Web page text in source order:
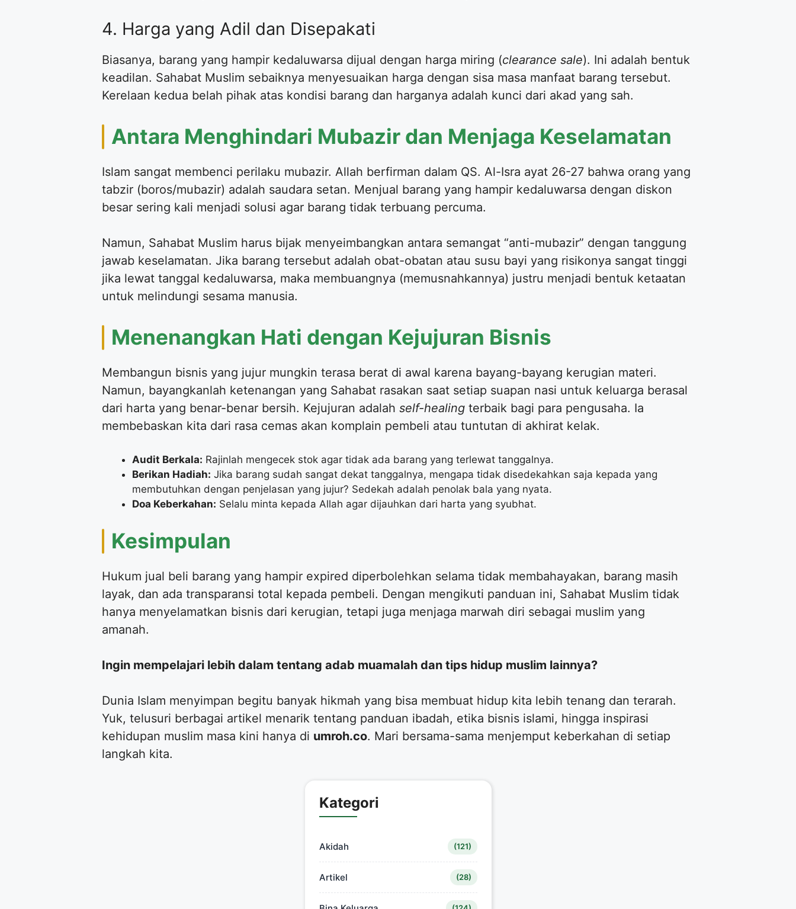
​4. Harga yang Adil dan Disepakati
​Biasanya, barang yang hampir kedaluwarsa dijual dengan harga miring (clearance sale). Ini adalah bentuk
keadilan. Sahabat Muslim sebaiknya menyesuaikan harga dengan sisa masa manfaat barang tersebut.
Kerelaan kedua belah pihak atas kondisi barang dan harganya adalah kunci dari akad yang sah.
​Antara Menghindari Mubazir dan Menjaga Keselamatan
​Islam sangat membenci perilaku mubazir. Allah berfirman dalam QS. Al-Isra ayat 26-27 bahwa orang yang
tabzir (boros/mubazir) adalah saudara setan. Menjual barang yang hampir kedaluwarsa dengan diskon
besar sering kali menjadi solusi agar barang tidak terbuang percuma.
​Namun, Sahabat Muslim harus bijak menyeimbangkan antara semangat “anti-mubazir” dengan tanggung
jawab keselamatan. Jika barang tersebut adalah obat-obatan atau susu bayi yang risikonya sangat tinggi
jika lewat tanggal kedaluwarsa, maka membuangnya (memusnahkannya) justru menjadi bentuk ketaatan
untuk melindungi sesama manusia.
​Menenangkan Hati dengan Kejujuran Bisnis
​Membangun bisnis yang jujur mungkin terasa berat di awal karena bayang-bayang kerugian materi.
Namun, bayangkanlah ketenangan yang Sahabat rasakan saat setiap suapan nasi untuk keluarga berasal
dari harta yang benar-benar bersih. Kejujuran adalah self-healing terbaik bagi para pengusaha. Ia
membebaskan kita dari rasa cemas akan komplain pembeli atau tuntutan di akhirat kelak.
Audit Berkala: Rajinlah mengecek stok agar tidak ada barang yang terlewat tanggalnya.
Berikan Hadiah: Jika barang sudah sangat dekat tanggalnya, mengapa tidak disedekahkan saja kepada yang
membutuhkan dengan penjelasan yang jujur? Sedekah adalah penolak bala yang nyata.
Doa Keberkahan: Selalu minta kepada Allah agar dijauhkan dari harta yang syubhat.
​Kesimpulan
​Hukum jual beli barang yang hampir expired diperbolehkan selama tidak membahayakan, barang masih
layak, dan ada transparansi total kepada pembeli. Dengan mengikuti panduan ini, Sahabat Muslim tidak
hanya menyelamatkan bisnis dari kerugian, tetapi juga menjaga marwah diri sebagai muslim yang
amanah.
Ingin mempelajari lebih dalam tentang adab muamalah dan tips hidup muslim lainnya?
Dunia Islam menyimpan begitu banyak hikmah yang bisa membuat hidup kita lebih tenang dan terarah.
Yuk, telusuri berbagai artikel menarik tentang panduan ibadah, etika bisnis islami, hingga inspirasi
kehidupan muslim masa kini hanya di umroh.co. Mari bersama-sama menjemput keberkahan di setiap
langkah kita.
Kategori
Akidah (121)
Artikel (28)